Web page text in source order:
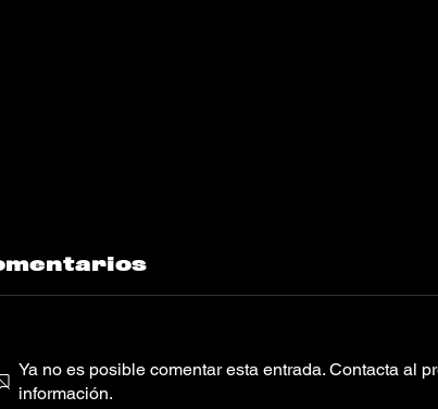
Ya no es posible comentar esta entrada. Contacta al
información.